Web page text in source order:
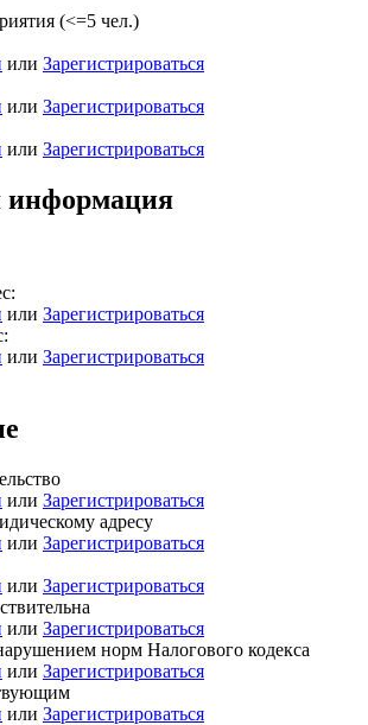
(<=5 чел.)
или Зарегистрироваться
или Зарегистрироваться
или Зарегистрироваться
информация
или Зарегистрироваться
или Зарегистрироваться
или Зарегистрироваться
адресу
или Зарегистрироваться
или Зарегистрироваться
или Зарегистрироваться
норм Налогового кодекса
или Зарегистрироваться
или Зарегистрироваться